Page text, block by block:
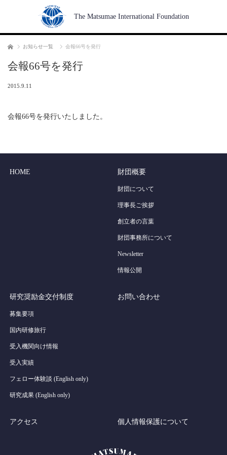
The Matsumae International Foundation
Home お知らせ一覧 会報66号を発行
会報66号を発行
2015.9.11
会報66号を発行いたしました。
HOME 財団概要
財団について
理事長ご挨拶
創立者の言葉
財団事務所について
Newsletter
情報公開
研究奨励金交付制度
募集要項
国内研修旅行
受入機関向け情報
受入実績
フェロー体験談 (English only)
研究成果 (English only)
お問い合わせ
アクセス 個人情報保護について